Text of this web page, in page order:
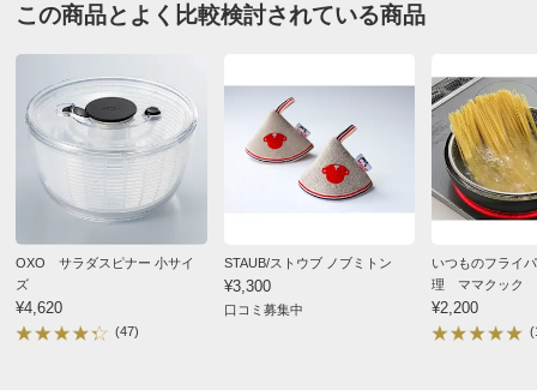
この商品とよく比較検討されている商品
OXO サラダスピナー 小サイ
ズ
¥4,620
(47)
STAUB/ストウブ ノブミトン
¥3,300
口コミ募集中
いつものフライ
理 ママクック
ル
¥2,200